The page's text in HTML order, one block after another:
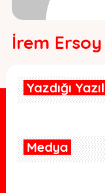
İrem Ersoy
Yazdığı
Medya